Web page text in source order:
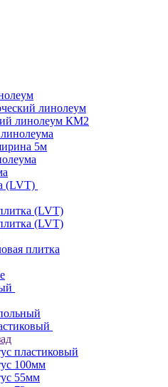
линолеум
линолеум КМ2
5м
(LVT)
(LVT)
(LVT)
плитка
пластиковый
100мм
55мм